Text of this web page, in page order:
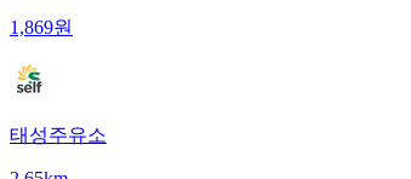
1,869원
태성주유소